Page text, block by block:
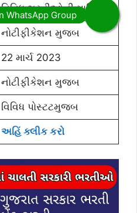
વિવિધ ભરતીઓની માહિતી
નોટીફીકેશન મુજબ
22 માર્ચ 2023
નોટીફીકેશન મુજબ
વિવિધ પોસ્ટટમુજબ
અહિં ક્લીક કરો